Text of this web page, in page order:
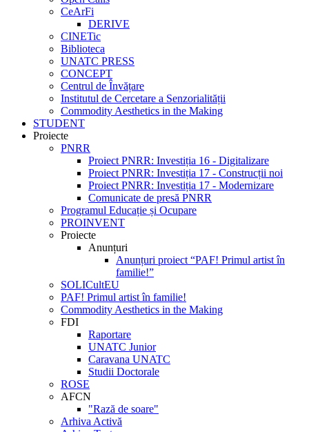
CeArFi
DERIVE
CINETic
Biblioteca
UNATC PRESS
CONCEPT
Centrul de Învățare
Institutul de Cercetare a Senzorialității
Commodity Aesthetics in the Making
STUDENT
Proiecte
PNRR
Proiect PNRR: Investiția 16 - Digitalizare
Proiect PNRR: Investiția 17 - Construcții noi
Proiect PNRR: Investiția 17 - Modernizare
Comunicate de presă PNRR
Programul Educație și Ocupare
PROINVENT
Proiecte
Anunțuri
Anunțuri proiect “PAF! Primul artist în
familie!”
SOLICultEU
PAF! Primul artist în familie!
Commodity Aesthetics in the Making
FDI
Raportare
UNATC Junior
Caravana UNATC
Studii Doctorale
ROSE
AFCN
"Rază de soare"
Arhiva Activă